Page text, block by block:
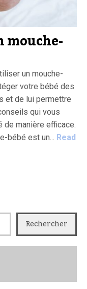
un mouche-
votre bébé des
et de lui permettre
qui vous
de manière efficace.
bébé est un... Read
Rechercher